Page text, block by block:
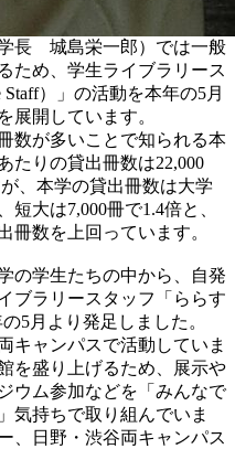
長 城島栄一郎）では一般
ため、学生ライブラリース
）」の活動を本年の5月
展開しています。
数が多いことで知られる本
たりの貸出冊数は22,000
、本学の貸出冊数は大学
短大は7,000冊で1.4倍と、
冊数を上回っています。
の学生たちの中から、自発
ブラリースタッフ「ららす
5月より発足しました。
キャンパスで活動していま
を盛り上げるため、展示や
ウム参加などを「みんなで
気持ちで取り組んでいま
、日野・渋谷両キャンパス